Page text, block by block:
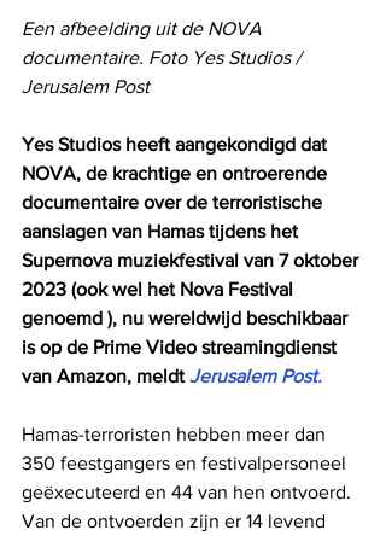
Een afbeelding uit de NOVA
documentaire. Foto Yes Studios /
Jerusalem Post
Yes Studios heeft aangekondigd dat
NOVA, de krachtige en ontroerende
documentaire over de terroristische
aanslagen van Hamas tijdens het
Supernova muziekfestival van 7 oktober
2023 (ook wel het Nova Festival
genoemd ), nu wereldwijd beschikbaar
is op de Prime Video streamingdienst
van Amazon, meldt Jerusalem Post.
Hamas-terroristen hebben meer dan
350 feestgangers en festivalpersoneel
geëxecuteerd en 44 van hen ontvoerd.
Van de ontvoerden zijn er 14 levend